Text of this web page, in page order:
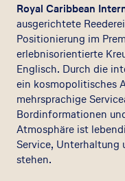
Royal Caribbean
ausgerichtete
Positionierung im
erlebnisorientierte
Englisch. Durch die
ein kosmopolitisches
mehrsprachige
Bordinformationen
Atmosphäre ist
Service,
stehen.